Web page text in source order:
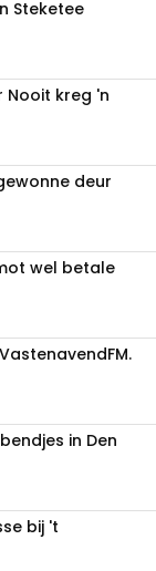
Steketee
Nooit kreg 'n
deur
wel betale
in Den
bij 't